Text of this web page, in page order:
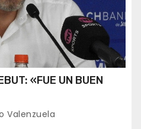
«FUE UN BUEN
Valenzuela